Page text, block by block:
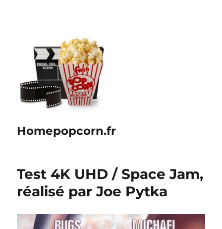
Homepopcorn.fr
Test 4K UHD / Space Jam,
réalisé par Joe Pytka